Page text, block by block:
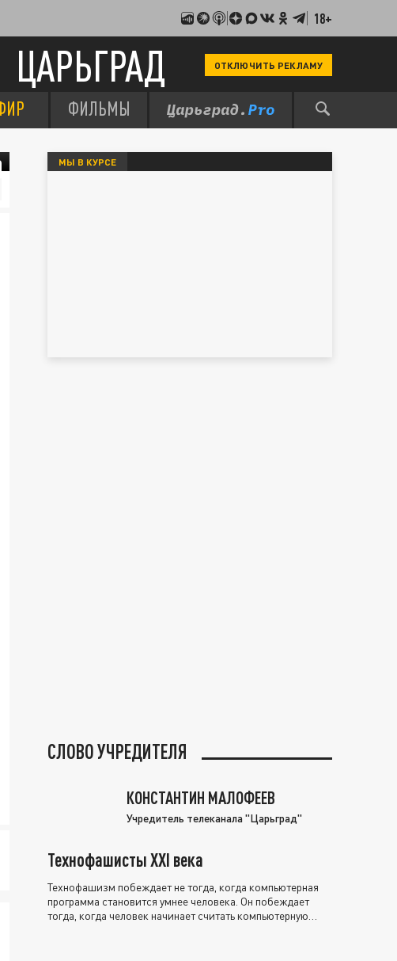
18+
ЦАРЬГРАД ОТКЛЮЧИТЬ РЕКЛАМУ
ФИЛЬМЫ
МЫ В КУРСЕ
СЛОВО УЧРЕДИТЕЛЯ
КОНСТАНТИН МАЛОФЕЕВ
Учредитель телеканала "Царьград"
Технофашисты XXI века
Технофашизм побеждает не тогда, когда компьютерная
программа становится умнее человека. Он побеждает
тогда, когда человек начинает считать компьютерную